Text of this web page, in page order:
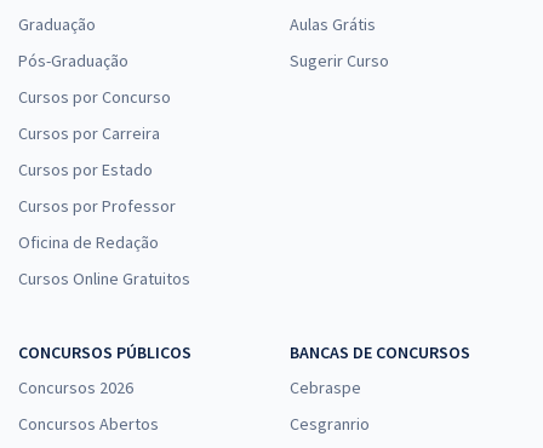
Graduação
Pós-Graduação
Cursos por Concurso
Cursos por Carreira
Cursos por Estado
Cursos por Professor
Oficina de Redação
Cursos Online Gratuitos
Aulas Grátis
Sugerir Curso
CONCURSOS PÚBLICOS
Concursos 2026
Concursos Abertos
BANCAS DE CONCURSOS
Cebraspe
Cesgranrio